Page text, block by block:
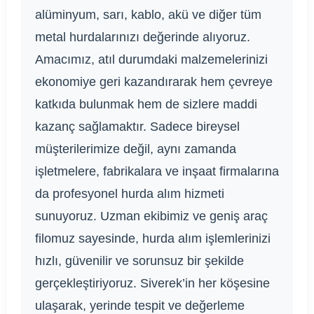
alüminyum, sarı, kablo, akü ve diğer tüm
metal hurdalarınızı değerinde alıyoruz.
Amacımız, atıl durumdaki malzemelerinizi
ekonomiye geri kazandırarak hem çevreye
katkıda bulunmak hem de sizlere maddi
kazanç sağlamaktır. Sadece bireysel
müşterilerimize değil, aynı zamanda
işletmelere, fabrikalara ve inşaat firmalarına
da profesyonel hurda alım hizmeti
sunuyoruz. Uzman ekibimiz ve geniş araç
filomuz sayesinde, hurda alım işlemlerinizi
hızlı, güvenilir ve sorunsuz bir şekilde
gerçekleştiriyoruz. Siverek’in her köşesine
ulaşarak, yerinde tespit ve değerleme